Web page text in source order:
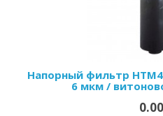
Напорный фильтр
6 мкм /